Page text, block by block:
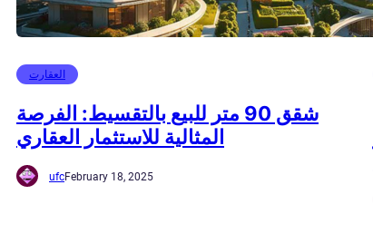
العقارت
شقق 90 متر للبيع بالتقسيط: الفرصة
المثالية للاستثمار العقاري
ufcFebruary 18, 2025